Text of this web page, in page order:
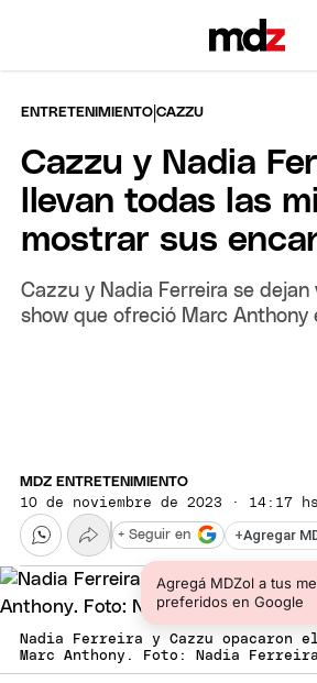
ENTRETENIMIENTO |CAZZU
Cazzu y Nadia
llevan todas las
mostrar sus
Cazzu y Nadia Ferreira se dejan
show que ofreció Marc Anthony
MDZ ENTRETENIMIENTO
10 de noviembre de 2023 · 14:17 hs
+Agregar
Agregá MDZol a tus
preferidos en Google
+ Seguir en
Nadia Ferreira y Cazzu opacaron
Marc Anthony. Foto: Nadia